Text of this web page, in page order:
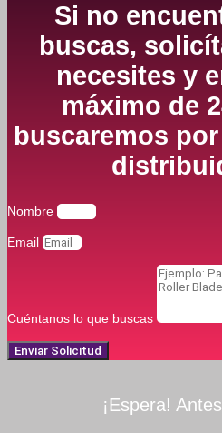
Si no
buscas,
necesites y
máximo de
buscaremos
Nombre
Email
Cuéntanos lo que buscas
Enviar Solicitud
¡Espera!